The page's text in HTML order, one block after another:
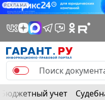
РЕКЛАМА
Бюджетный учет